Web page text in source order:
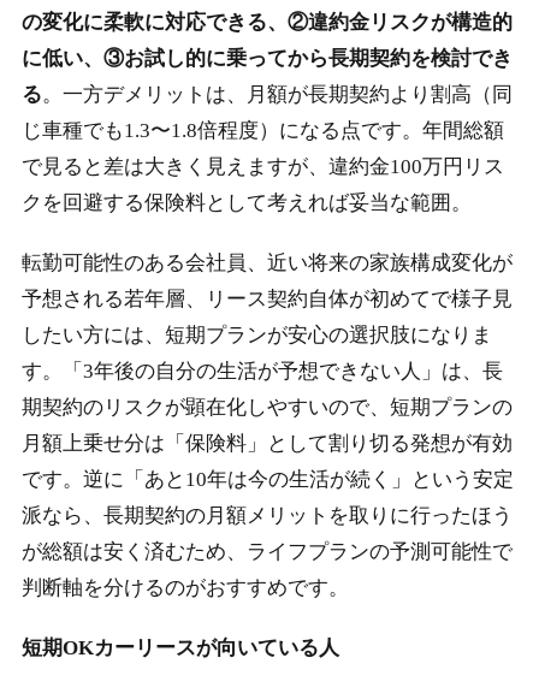
の変化に柔軟に対応できる、②違約金リスクが構造的
に低い、③お試し的に乗ってから長期契約を検討でき
る。一方デメリットは、月額が長期契約より割高（同
じ車種でも1.3〜1.8倍程度）になる点です。年間総額
で見ると差は大きく見えますが、違約金100万円リス
クを回避する保険料として考えれば妥当な範囲。
転勤可能性のある会社員、近い将来の家族構成変化が
予想される若年層、リース契約自体が初めてで様子見
したい方には、短期プランが安心の選択肢になりま
す。
「3年後の自分の生活が予想できない人」は、長
期契約のリスクが顕在化しやすいので、短期プランの
月額上乗せ分は「保険料」として割り切る発想が有効
です。逆に「あと10年は今の生活が続く」という安定
派なら、長期契約の月額メリットを取りに行ったほう
が総額は安く済むため、ライフプランの予測可能性で
判断軸を分けるのがおすすめです。
短期OKカーリースが向いている人